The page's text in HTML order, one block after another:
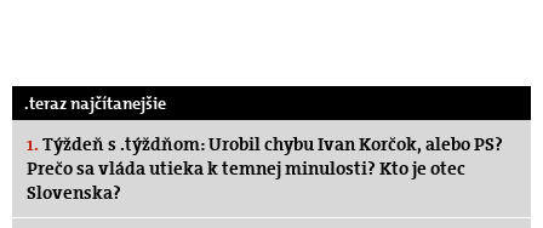
.teraz najčítanejšie
1. Týždeň s .týždňom: Urobil chybu Ivan Korčok, alebo PS?
Prečo sa vláda utieka k temnej minulosti? Kto je otec
Slovenska?